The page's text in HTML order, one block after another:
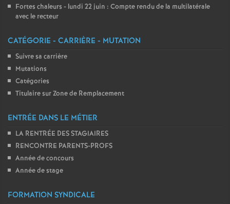
Fortes chaleurs - lundi 22 juin : Compte rendu de la multilatérale
avec le recteur
CATÉGORIE - CARRIÈRE - MUTATION
Suivre sa carrière
Mutations
Catégories
Titulaire sur Zone de Remplacement
ENTRÉE DANS LE MÉTIER
LA RENTRÉE DES STAGIAIRES
RENCONTRE PARENTS-PROFS
Année de concours
Année de stage
FORMATION SYNDICALE